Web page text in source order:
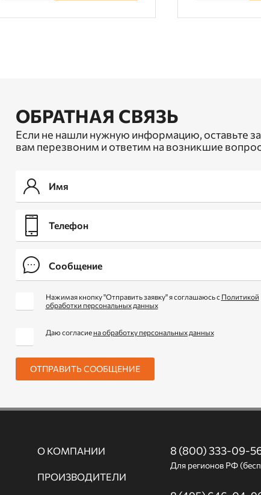
ОБРАТНАЯ СВЯЗЬ
Если не нашли нужную информацию, оставьте
вам перезвоним и ответим на возникшие
Нажимая кнопку "Отправить заявку" я соглашаюсь с Политикой
обработки персональных данных
Даю согласие на обработку персональных данных
ОТПРАВИТЬ СООБЩЕНИЕ
О КОМПАНИИ
ПРОИЗВОДИТЕЛИ
8 (800) 333-09-
Для регионов РФ